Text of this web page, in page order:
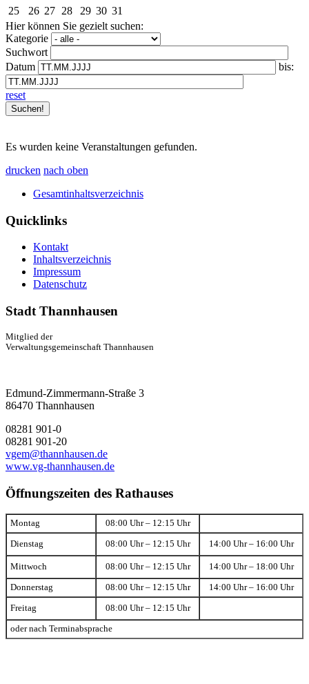
25
26 27 28 29 30 31
Hier können Sie gezielt suchen:
Kategorie
Suchwort
Datum
bis:
reset
Es wurden keine Veranstaltungen gefunden.
drucken nach oben
Gesamtinhaltsverzeichnis
Quicklinks
Kontakt
Inhaltsverzeichnis
Impressum
Datenschutz
Stadt Thannhausen
Mitglied der
Verwaltungsgemeinschaft Thannhausen
Edmund-Zimmermann-Straße 3
86470 Thannhausen
08281 901-0
08281 901-20
vgem@thannhausen.de
www.vg-thannhausen.de
Öffnungszeiten des Rathauses
Montag 08:00 Uhr – 12:15 Uhr
Dienstag 08:00 Uhr – 12:15 Uhr 14:00 Uhr – 16:00 Uhr
Mittwoch 08:00 Uhr – 12:15 Uhr 14:00 Uhr – 18:00 Uhr
Donnerstag 08:00 Uhr – 12:15 Uhr 14:00 Uhr – 16:00 Uhr
Freitag 08:00 Uhr – 12:15 Uhr
oder nach Terminabsprache